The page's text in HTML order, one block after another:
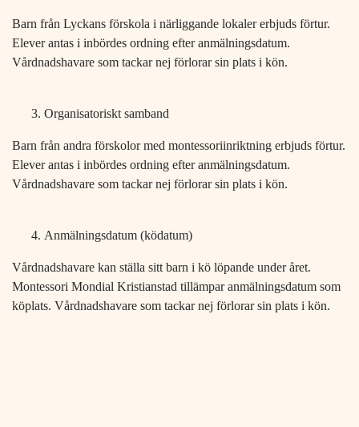
Barn från Lyckans förskola i närliggande lokaler erbjuds förtur.
Elever antas i inbördes ordning efter anmälningsdatum.
Vårdnadshavare som tackar nej förlorar sin plats i kön.
Organisatoriskt samband
Barn från andra förskolor med montessoriinriktning erbjuds förtur.
Elever antas i inbördes ordning efter anmälningsdatum.
Vårdnadshavare som tackar nej förlorar sin plats i kön.
Anmälningsdatum (ködatum)
Vårdnadshavare kan ställa sitt barn i kö löpande under året.
Montessori Mondial Kristianstad tillämpar anmälningsdatum som
köplats. Vårdnadshavare som tackar nej förlorar sin plats i kön.